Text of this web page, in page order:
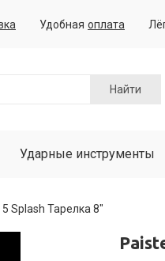
Удобная оплата
Найти
Ударные инструменты
Splash Тарелка 8"